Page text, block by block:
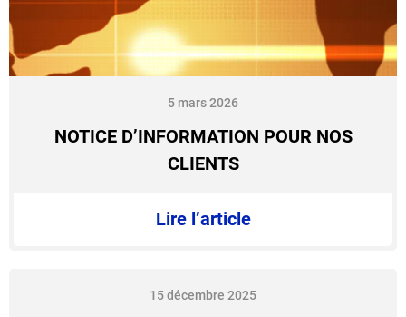
NOTICE D’INFORMATION POUR NOS
CLIENTS
5 mars 2026
Lire l’article
15 décembre 2025